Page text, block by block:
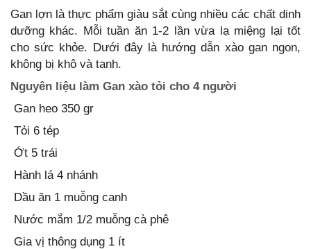
Gan lợn là thực phẩm giàu sắt cùng nhiều các chất dinh
dưỡng khác. Mỗi tuần ăn 1-2 lần vừa lạ miệng lại tốt
cho sức khỏe. Dưới đây là hướng dẫn xào gan ngon,
không bị khô và tanh.
Nguyên liệu làm Gan xào tỏi cho 4 người
Gan heo 350 gr
Tỏi 6 tép
Ớt 5 trái
Hành lá 4 nhánh
Dầu ăn 1 muỗng canh
Nước mắm 1/2 muỗng cà phê
Gia vị thông dụng 1 ít